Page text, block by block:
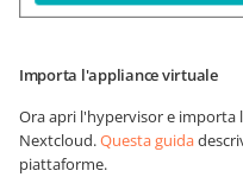
Importa l'appliance virtuale
Ora apri l'hypervisor e importa
Nextcloud.Questa guida
piattaforme.